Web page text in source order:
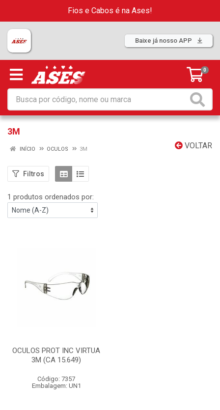
Fios e Cabos é na Ases!
Baixe já nosso APP
0
3M
VOLTAR
INÍCIO OCULOS 3M
Filtros
1 produtos ordenados por:
OCULOS PROT INC VIRTUA
3M (CA 15.649)
Código: 7357
Embalagem: UN1